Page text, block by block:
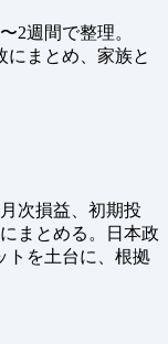
2週間で整理。
にまとめ、家族と
次損益、初期投
まとめる。日本政
トを土台に、根拠